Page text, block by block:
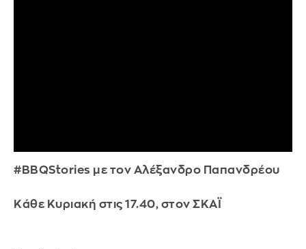
#BBQStories με τον Αλέξανδρο Παπανδρέου
Κάθε Κυριακή στις 17.40, στον ΣΚΑΪ